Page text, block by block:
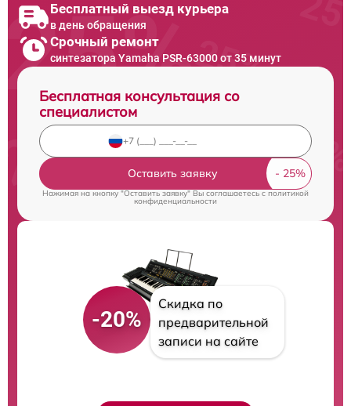
Бесплатный выезд курьера
в день обращения
Срочный ремонт
синтезатора Yamaha PSR-63000 от 35 минут
Бесплатная консультация со
специалистом
Оставить заявку
Нажимая на кнопку "Оставить заявку" Вы соглашаетесь cполитикой
конфиденциальности
-20%
Скидка по
предварительной
записи на сайте